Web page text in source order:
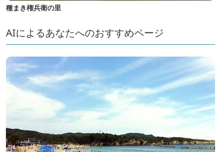
種まき権兵衛の里
AIによるあなたへのおすすめページ